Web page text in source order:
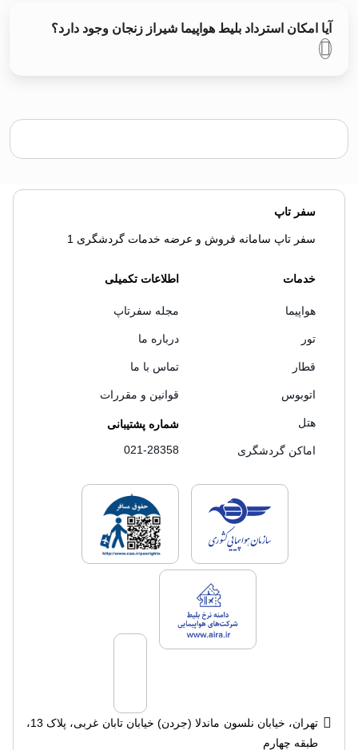
آیا امکان استرداد بلیط هواپیما شیراز زنجان وجود دارد؟
سفر تاپ
سفر تاپ سامانه فروش و عرضه خدمات گردشگری 1
خدمات
هواپیما
تور
قطار
اتوبوس
هتل
اماکن گردشگری
اطلاعات تکمیلی
مجله سفرتاپ
درباره ما
تماس با ما
قوانین و مقررات
شماره پشتیبانی
021-28358
لایسنس های فروش سفرتاپلایسنس های
لایسنس های فروش سفرتاپ
تهران، خیابان نلسون ماندلا (جردن) خیابان تابان غربی، پلاک 13،
طبقه چهارم